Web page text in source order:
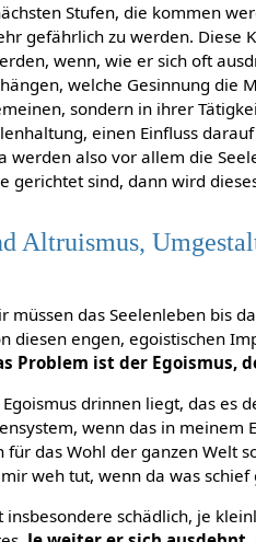
Stufen, die kommen
gefährlich zu werden.
wenn, wie er sich oft
welche Gesinnung die
sondern in ihrer
einen Einfluss
werden also vor allem die
gerichtet sind, dann wird
Altruismus,
müssen das Seelenleben bis
diesen engen, egoistischen
Problem ist der Egoismus,
drinnen liegt, das es
wenn das in meinem
für das Wohl der ganzen Welt
weh tut, wenn da was schief
insbesondere schädlich, je